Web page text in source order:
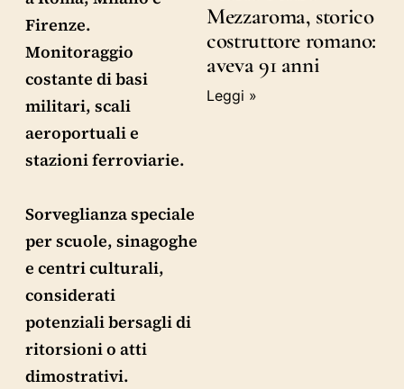
Firenze.
Monitoraggio
costante di basi
militari, scali
aeroportuali e
stazioni ferroviarie.
Sorveglianza speciale
per scuole, sinagoghe
e centri culturali,
considerati
potenziali bersagli di
ritorsioni o atti
dimostrativi.
Mezzaroma, storico
costruttore romano:
aveva 91 anni
Leggi »